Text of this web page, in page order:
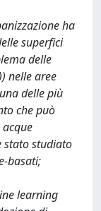
ha
superfici
delle
nelle aree
delle più
che può
stato studiato
basati;
learning